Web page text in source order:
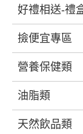
好禮相送-禮
撿便宜專區
營養保健類
油脂類
天然飲品類